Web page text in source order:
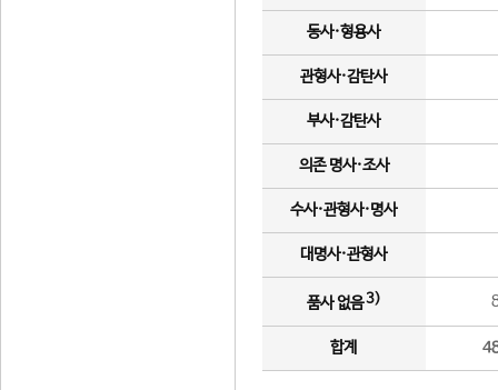
동사·형용사
관형사·감탄사
부사·감탄사
의존 명사·조사
수사·관형사·명사
대명사·관형사
품사 없음3)
합계